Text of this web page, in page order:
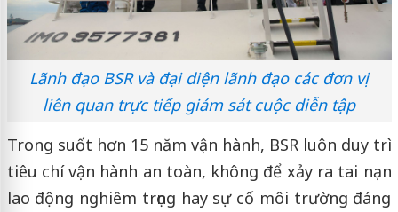
Lãnh đạo BSR và đại diện lãnh đạo các đơn vị
liên quan trực tiếp giám sát cuộc diễn tập
Trong suốt hơn 15 năm vận hành, BSR luôn duy trì
tiêu chí vận hành an toàn, không để xảy ra tai nạn
lao động nghiêm trọng hay sự cố môi trường đáng